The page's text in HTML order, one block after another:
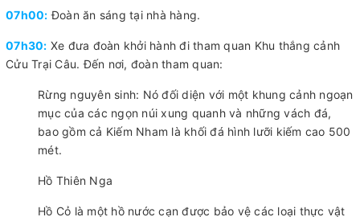
07h00: Đoàn ăn sáng tại nhà hàng.
07h30: Xe đưa đoàn khởi hành đi tham quan Khu thắng cảnh
Cửu Trại Câu. Đến nơi, đoàn tham quan:
Rừng nguyên sinh: Nó đối diện với một khung cảnh ngoạn
mục của các ngọn núi xung quanh và những vách đá,
bao gồm cả Kiếm Nham là khối đá hình lưỡi kiếm cao 500
mét.
Hồ Thiên Nga
Hồ Cỏ là một hồ nước cạn được bảo vệ các loại thực vật